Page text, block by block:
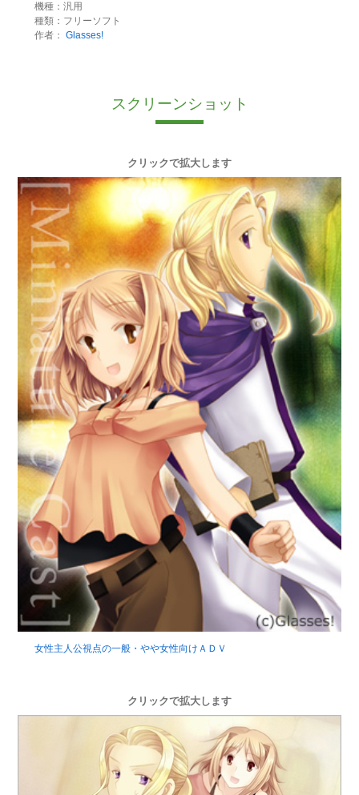
機種：汎用
種類：フリーソフト
作者： Glasses!
スクリーンショット
クリックで拡大します
女性主人公視点の一般・やや女性向けＡＤＶ
クリックで拡大します